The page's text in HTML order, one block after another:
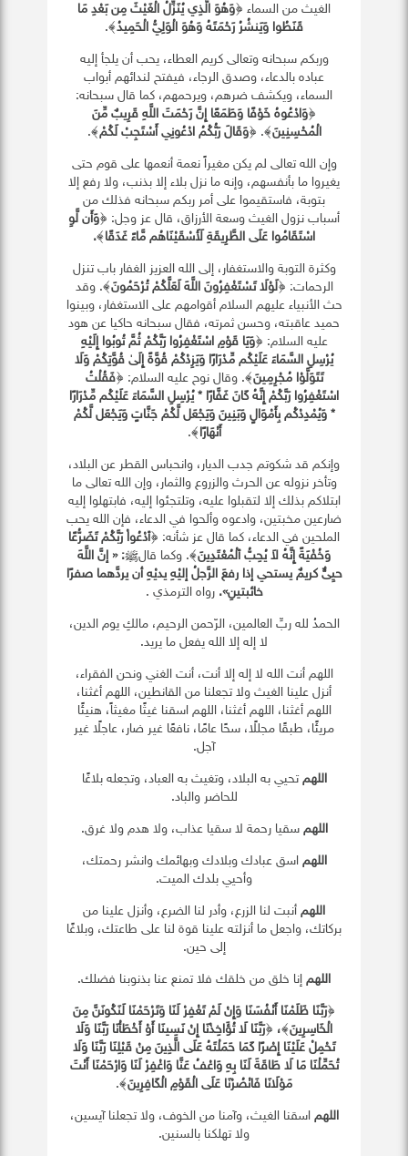
الغيث من السماء ﴿وَهُوَ الَّذِي يُنَزِّلُ الْغَيْثَ مِن بَعْدِ مَا
قَنَطُوا وَيَنشُرُ رَحْمَتَهُ وَهُوَ الْوَلِيُّ الْحَمِيدُ﴾.
وربكم سبحانه وتعالى كريم العطاء، يحب أن يلجأ إليه
عباده بالدعاء، وصدق الرجاء، فيفتح لندائهم أبواب
السماء، ويكشف ضرهم، ويرحمهم، كما قال سبحانه:
﴿وَادْعُوهُ خَوْفًا وَطَمَعًا إِنَّ رَحْمَتَ اللَّهِ قَرِيبٌ مِّنَ
الْمُحْسِنِينَ﴾. ﴿وَقَالَ رَبُّكُمُ ادْعُونِي أَسْتَجِبْ لَكُمْ﴾.
وإن الله تعالى لم يكن مغيراً نعمة أنعمها على قوم حتى
يغيروا ما بأنفسهم، وإنه ما نزل بلاء إلا بذنب، ولا رفع إلا
بتوبة، فاستقيموا على أمر ربكم سبحانه فذلك من
أسباب نزول الغيث وسعة الأرزاق، قال عز وجل: ﴿وَأَن لَّوِ
اسْتَقَامُوا عَلَى الطَّرِيقَةِ لَأَسْقَيْنَاهُم مَّاءً غَدَقًا﴾.
وكثرة التوبة والاستغفار، إلى الله العزيز الغفار باب تنزل
الرحمات: ﴿لَوْلَا تَسْتَغْفِرُونَ اللَّهَ لَعَلَّكُمْ تُرْحَمُونَ﴾. وقد
حث الأنبياء عليهم السلام أقوامهم على الاستغفار، وبينوا
حميد عاقبته، وحسن ثمرته، فقال سبحانه حاكيا عن هود
عليه السلام: ﴿وَيَا قَوْمِ اسْتَغْفِرُوا رَبَّكُمْ ثُمَّ تُوبُوا إِلَيْهِ
يُرْسِلِ السَّمَاءَ عَلَيْكُم مِّدْرَارًا وَيَزِدْكُمْ قُوَّةً إِلَىٰ قُوَّتِكُمْ وَلَا
تَتَوَلَّوْا مُجْرِمِينَ﴾. وقال نوح عليه السلام: ﴿فَقُلْتُ
اسْتَغْفِرُوا رَبَّكُمْ إِنَّهُ كَانَ غَفَّارًا * يُرْسِلِ السَّمَاءَ عَلَيْكُم مِّدْرَارًا
* وَيُمْدِدْكُم بِأَمْوَالٍ وَبَنِينَ وَيَجْعَل لَّكُمْ جَنَّاتٍ وَيَجْعَل لَّكُمْ
أَنْهَارًا﴾.
وإنكم قد شكوتم جدب الديار، وانحباس القطر عن البلاد،
وتأخر نزوله عن الحرث والزروع والثمار، وإن الله تعالى ما
ابتلاكم بذلك إلا لتقبلوا عليه، وتلتجئوا إليه، فابتهلوا إليه
ضارعين مخبتين، وادعوه وألحوا في الدعاء، فإن الله يحب
الملحين في الدعاء، كما قال عز شأنه: ﴿ٱدْعُواْ رَبَّكُمْ تَضَرُّعًا
وَخُفْيَةً إِنَّهُ لاَ يُحِبُّ ٱلْمُعْتَدِينَ﴾. وكما قالﷺ: « إنَّ اللَّهَ
حيِىٌّ كريمٌ يستحي إذا رفعَ الرَّجلُ إليْهِ يديْهِ أن يردَّهما صفرًا
خائبتينِ». رواه الترمذي .
الحمدُ لله ربِّ العالمين، الرّحمن الرحيم، مالكِ يوم الدين،
لا إله إلا الله يفعل ما يريد.
اللهم أنت الله لا إله إلا أنت، أنت الغني ونحن الفقراء،
أنزل علينا الغيث ولا تجعلنا من القانطين، اللهم أغثنا،
اللهم أغثنا، اللهم أغثنا، اللهم اسقنا غيثًا مغيثاً، هنيئًا
مريئًا، طبقًا مجللًا، سحًا عامًا، نافعًا غير ضار، عاجلًا غير
آجل.
اللهم تحيي به البلاد، وتغيث به العباد، وتجعله بلاغًا
للحاضر والباد.
اللهم سقيا رحمة لا سقيا عذاب، ولا هدم ولا غرق.
اللهم اسق عبادك وبلادك وبهائمك وانشر رحمتك،
وأحيي بلدك الميت.
اللهم أنبت لنا الزرع، وأدر لنا الضرع، وأنزل علينا من
بركاتك، واجعل ما أنزلته علينا قوة لنا على طاعتك، وبلاغًا
إلى حين.
اللهم إنا خلق من خلقك فلا تمنع عنا بذنوبنا فضلك.
﴿رَبَّنَا ظَلَمْنَا أَنْفُسَنَا وَإِنْ لَمْ تَغْفِرْ لَنَا وَتَرْحَمْنَا لَنَكُونَنَّ مِنَ
الْخَاسِرِينَ﴾، ﴿رَبَّنَا لَا تُؤَاخِذْنَا إِنْ نَسِينَا أَوْ أَخْطَأْنَا رَبَّنَا وَلَا
تَحْمِلْ عَلَيْنَا إِصْرًا كَمَا حَمَلْتَهُ عَلَى الَّذِينَ مِنْ قَبْلِنَا رَبَّنَا وَلَا
تُحَمِّلْنَا مَا لَا طَاقَةَ لَنَا بِهِ وَاعْفُ عَنَّا وَاغْفِرْ لَنَا وَارْحَمْنَا أَنْتَ
مَوْلَانَا فَانْصُرْنَا عَلَى الْقَوْمِ الْكَافِرِينَ﴾.
اللهم اسقنا الغيث، وآمنا من الخوف، ولا تجعلنا آيسين،
ولا تهلكنا بالسنين.